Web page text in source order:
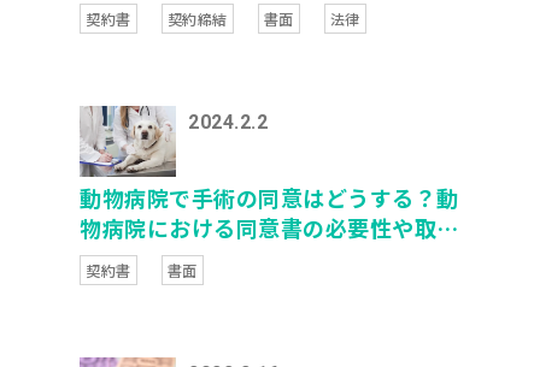
契約書 契約締結 書面 法律
2024.2.2
動物病院で手術の同意はどうする？動
物病院における同意書の必要性や取得
方法について解説
契約書 書面